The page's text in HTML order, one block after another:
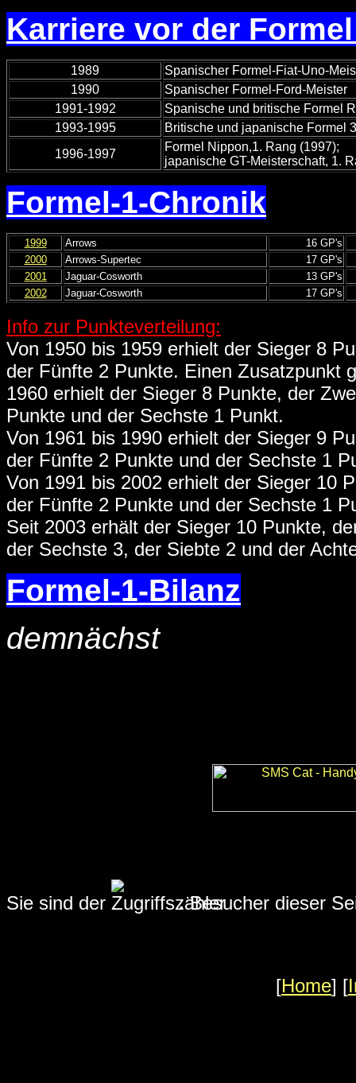
Karriere vor der
1989
Spanischer Formel-Fiat-Uno-
1990
Spanischer Formel-Ford-Meister
1991-1992
Spanische und britische Formel
1993-1995
Britische und japanische Formel
1996-1997
Formel Nippon,1. Rang (1997);
japanische GT-Meisterschaft, 1.
Formel-1-Chronik
1999 Arrows
16 GP's
2000
Arrows-Supertec
17 GP's
2001
Jaguar-Cosworth
13 GP's
2002
Jaguar-Cosworth 17 GP's
Info zur Punkteverteilung:
Von 1950 bis 1959 erhielt der Sieger 8
der Fünfte 2 Punkte. Einen Zusatzpunkt
1960 erhielt der Sieger 8 Punkte, der
Punkte und der Sechste 1 Punkt.
Von 1961 bis 1990 erhielt der Sieger 9
der Fünfte 2 Punkte und der Sechste 1
Von 1991 bis 2002 erhielt der Sieger 10
der Fünfte 2 Punkte und der Sechste 1
Seit 2003 erhält der Sieger 10 Punkte,
der Sechste 3, der Siebte 2 und der
Formel-1-Bilanz
demnächst
Sie sind der .Besucher dieser
[Home] [